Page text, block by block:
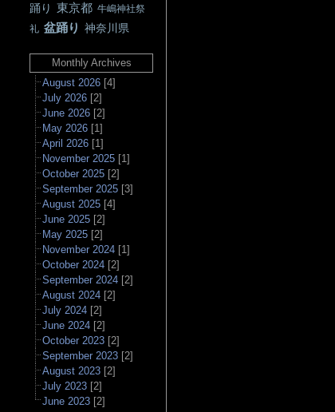
踊り 東京都 牛嶋神社祭
礼 盆踊り 神奈川県
Monthly Archives
August 2026 [4]
July 2026 [2]
June 2026 [2]
May 2026 [1]
April 2026 [1]
November 2025 [1]
October 2025 [2]
September 2025 [3]
August 2025 [4]
June 2025 [2]
May 2025 [2]
November 2024 [1]
October 2024 [2]
September 2024 [2]
August 2024 [2]
July 2024 [2]
June 2024 [2]
October 2023 [2]
September 2023 [2]
August 2023 [2]
July 2023 [2]
June 2023 [2]